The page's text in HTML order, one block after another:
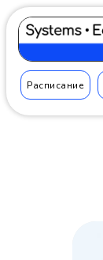
Расписание